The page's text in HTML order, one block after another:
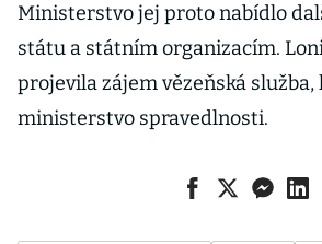
Ministerstvo jej proto nabídlo
státu a státním organizacím.
projevila zájem vězeňská
ministerstvo spravedlnosti.